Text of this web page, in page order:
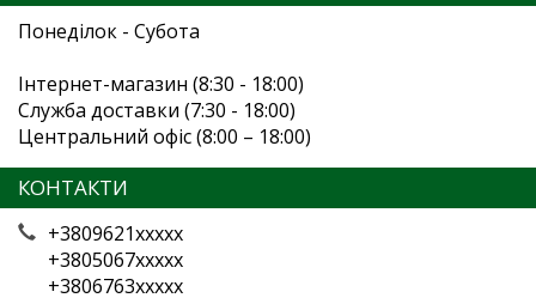
Понеділок - Субота
Інтернет-магазин (8:30 - 18:00)
Служба доставки (7:30 - 18:00)
Центральний офіс (8:00 – 18:00)
КОНТАКТИ
+3809621xxxxx
+3805067xxxxx
+3806763xxxxx